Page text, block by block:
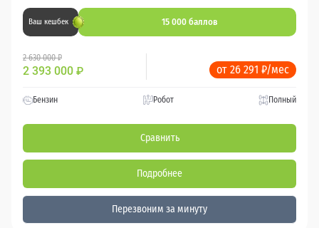
Ваш кешбек 15 000 баллов
2 630 000 ₽
2 393 000 ₽ от 26 291 ₽/мес
Бензин Робот Полный
Сравнить
Подробнее
Перезвоним за минуту